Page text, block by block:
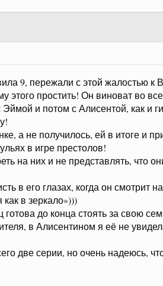
9, пережали с этой жалостью к
этого простить! Он виноват во
и потом с Алисентой, как и
а не получилось, ей в итоге и
в игре престолов!
на них и не представлять, что
в его глазах, когда он
в зеркало»)))
до конца стоять за свою
в Алисентином я её не
две серии, но очень надеюсь,